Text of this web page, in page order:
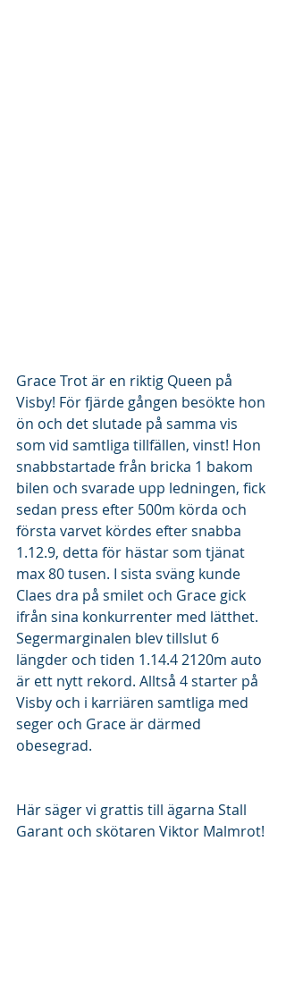
Grace Trot är en riktig Queen på
Visby! För fjärde gången besökte hon
ön och det slutade på samma vis
som vid samtliga tillfällen, vinst! Hon
snabbstartade från bricka 1 bakom
bilen och svarade upp ledningen, fick
sedan press efter 500m körda och
första varvet kördes efter snabba
1.12.9, detta för hästar som tjänat
max 80 tusen. I sista sväng kunde
Claes dra på smilet och Grace gick
ifrån sina konkurrenter med lätthet.
Segermarginalen blev tillslut 6
längder och tiden 1.14.4 2120m auto
är ett nytt rekord. Alltså 4 starter på
Visby och i karriären samtliga med
seger och Grace är därmed
obesegrad.
Här säger vi grattis till ägarna Stall
Garant och skötaren Viktor Malmrot!